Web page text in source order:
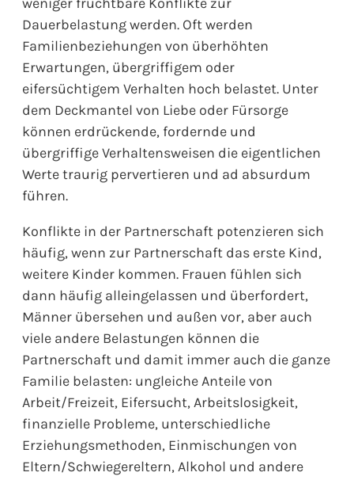
Dauerbelastung werden. Oft werden
Familienbeziehungen von überhöhten
Erwartungen, übergriffigem oder
eifersüchtigem Verhalten hoch belastet. Unter
dem Deckmantel von Liebe oder Fürsorge
können erdrückende, fordernde und
übergriffige Verhaltensweisen die eigentlichen
Werte traurig pervertieren und ad absurdum
führen.
Konflikte in der Partnerschaft potenzieren sich
häufig, wenn zur Partnerschaft das erste Kind,
weitere Kinder kommen. Frauen fühlen sich
dann häufig alleingelassen und überfordert,
Männer übersehen und außen vor, aber auch
viele andere Belastungen können die
Partnerschaft und damit immer auch die ganze
Familie belasten: ungleiche Anteile von
Arbeit/Freizeit, Eifersucht, Arbeitslosigkeit,
finanzielle Probleme, unterschiedliche
Erziehungsmethoden, Einmischungen von
Eltern/Schwiegereltern, Alkohol und andere